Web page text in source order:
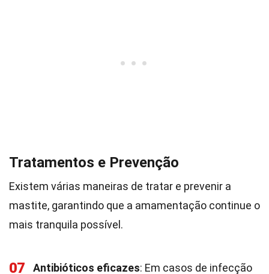
Tratamentos e Prevenção
Existem várias maneiras de tratar e prevenir a
mastite, garantindo que a amamentação continue o
mais tranquila possível.
07 Antibióticos eficazes: Em casos de infecção